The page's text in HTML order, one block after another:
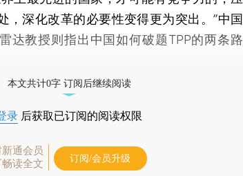
，深化改革的必要性变得更为突出。”中国
达教授则指出中国如何破题TPP的两条路
本文共计0字 订阅后继续阅读
录 后获取已订阅的阅读权限
新通会员
畅读全文
订阅/会员升级